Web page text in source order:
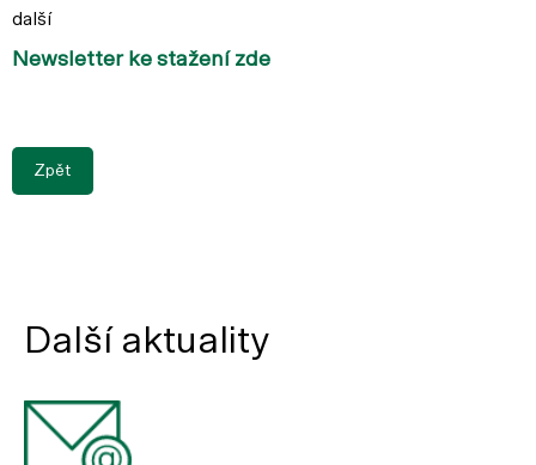
další
Newsletter ke stažení zde
Zpět
Další aktuality